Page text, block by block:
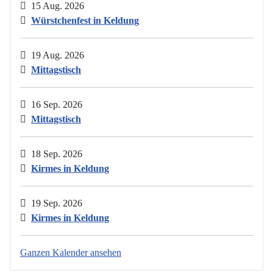
15 Aug. 2026
Würstchenfest in Keldung
19 Aug. 2026
Mittagstisch
16 Sep. 2026
Mittagstisch
18 Sep. 2026
Kirmes in Keldung
19 Sep. 2026
Kirmes in Keldung
Ganzen Kalender ansehen